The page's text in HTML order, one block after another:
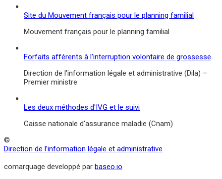
Site du Mouvement français pour le planning familial
Mouvement français pour le planning familial
Forfaits afférents à l'interruption volontaire de grossesse
Direction de l'information légale et administrative (Dila) –
Premier ministre
Les deux méthodes d'IVG et le suivi
Caisse nationale d'assurance maladie (Cnam)
©
Direction de l’information légale et administrative
comarquage developpé par baseo.io